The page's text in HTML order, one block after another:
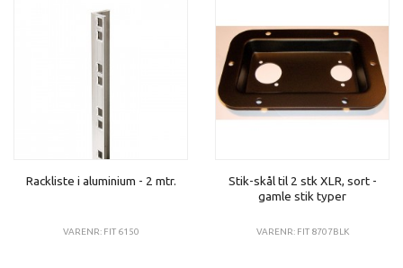
Rackliste i aluminium - 2 mtr.
VARENR: FIT 6150
Stik-skål til 2 stk XLR, sort -
gamle stik typer
VARENR: FIT 8707BLK